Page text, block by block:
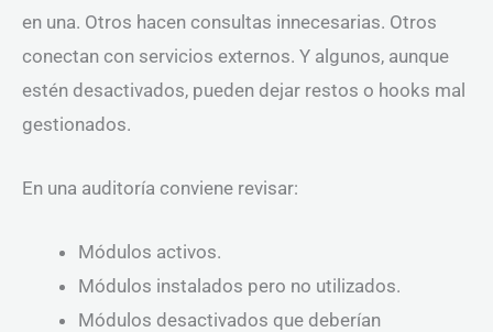
en una. Otros hacen consultas innecesarias. Otros
conectan con servicios externos. Y algunos, aunque
estén desactivados, pueden dejar restos o hooks mal
gestionados.
En una auditoría conviene revisar:
Módulos activos.
Módulos instalados pero no utilizados.
Módulos desactivados que deberían